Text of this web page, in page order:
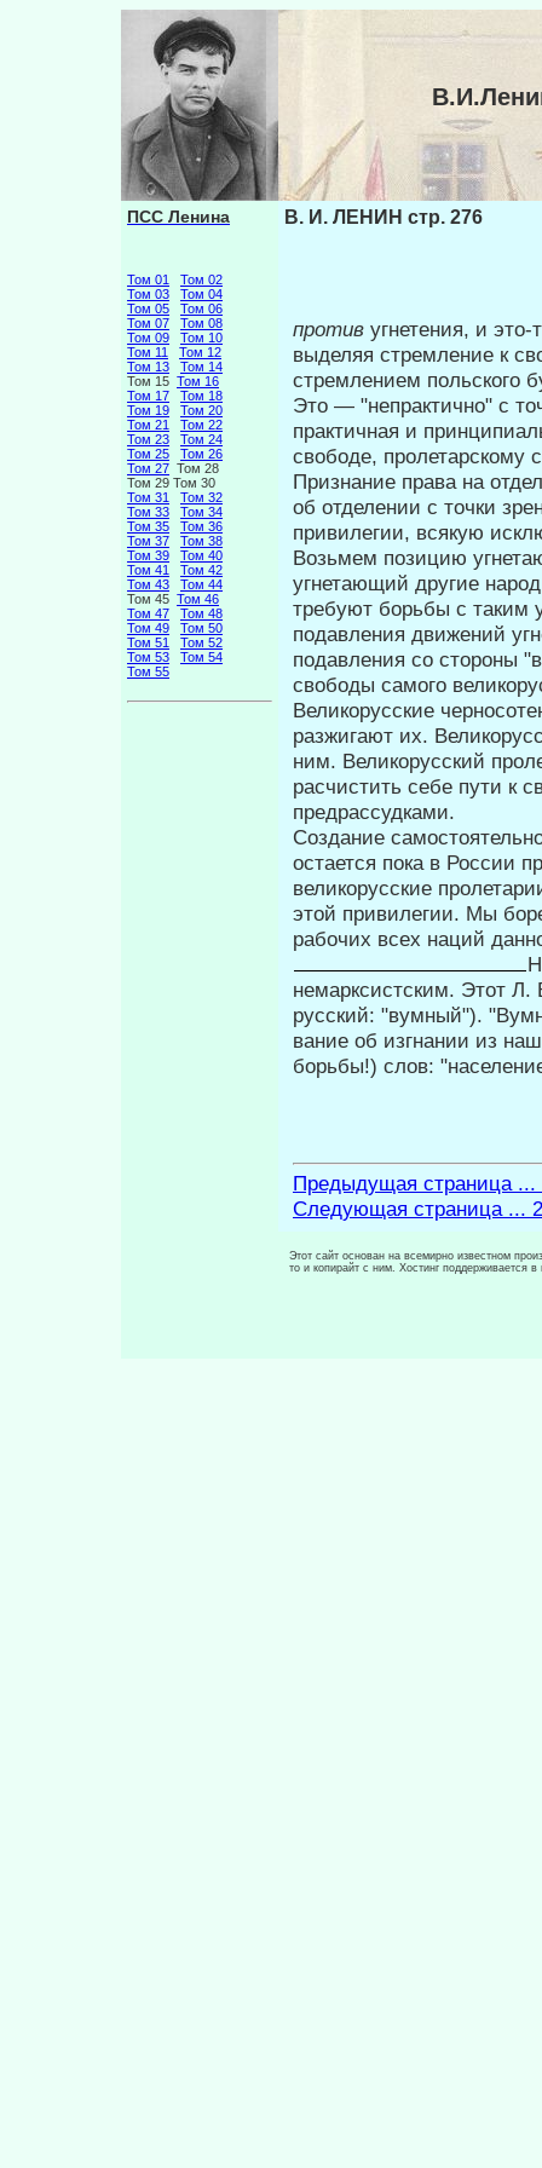
ПСС Ленина
Том 01
Том 02
Том 03
Том 04
Том 05
Том 06
Том 07
Том 08
Том 09
Том 10
Том 11
Том 12
Том 13
Том 14
Том 15 Том 16
Том 17
Том 18
Том 19
Том 20
Том 21
Том 22
Том 23
Том 24
Том 25
Том 26
Том 27 Том 28
Том 29 Том 30
Том 31
Том 32
Том 33
Том 34
Том 35
Том 36
Том 37
Том 38
Том 39
Том 40
Том 41
Том 42
Том 43
Том 44
Том 45 Том 46
Том 47
Том 48
Том 49
Том 50
Том 51
Том 52
Том 53
Том 54
Том 55
В. И. ЛЕНИН стр. 276
против угнетения, и
выделяя стремление к
стремлением польского
Это — "непрактично" с
прак­тичная и
свободе, проле­тарскому
Признание права на
об от­делении с точки
привилегии, вся­кую
Возьмем позицию
угнетающий другие
требуют борьбы с таким
подавления движений
подавления со стороны
свободы самого
Великорусские
разжи­гают их.
ним. Велико­русский
расчистить себе пу­ти к
предрассудками.
Создание
остается по­ка в России
великорусские
этой привилегии. Мы
рабочих всех наций
немарксистским. Этот Л.
русский: "вумный").
вание об изгнании из
борьбы!) слов:
Предыдущая страница ...
Следующая страница ...
Этот сайт основан на всемирно известном
то и копирайт с ним. Хостинг поддерживается